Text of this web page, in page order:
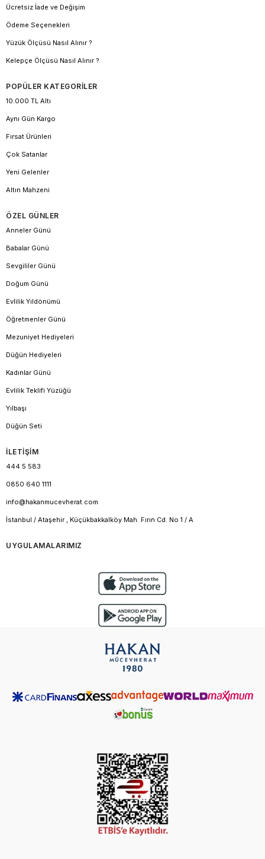
Ücretsiz İade ve Değişim
Ödeme Seçenekleri
Yüzük Ölçüsü Nasıl Alınır ?
Kelepçe Ölçüsü Nasıl Alınır ?
POPÜLER KATEGORİLER
10.000 TL Altı
Aynı Gün Kargo
Fırsat Ürünleri
Çok Satanlar
Yeni Gelenler
Altın Mahzeni
ÖZEL GÜNLER
Anneler Günü
Babalar Günü
Sevgililer Günü
Doğum Günü
Evlilik Yıldönümü
Öğretmenler Günü
Mezuniyet Hediyeleri
Düğün Hediyeleri
Kadınlar Günü
Evlilik Teklifi Yüzüğü
Yılbaşı
Düğün Seti
İLETİŞİM
444 5 583
0850 640 1111
info@hakanmucevherat.com
İstanbul / Ataşehir , Küçükbakkalköy Mah. Fırın Cd. No 1 / A
UYGULAMALARIMIZ